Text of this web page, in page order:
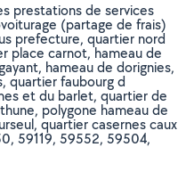
prestations de services
(partage de frais)
prefecture, quartier nord
place carnot, hameau de
hameau de dorignies,
quartier faubourg d
et du barlet, quartier de
polygone hameau de
quartier casernes caux
59119, 59552, 59504,